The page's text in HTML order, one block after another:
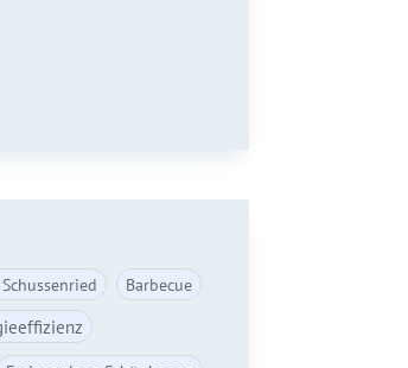
Barbecue